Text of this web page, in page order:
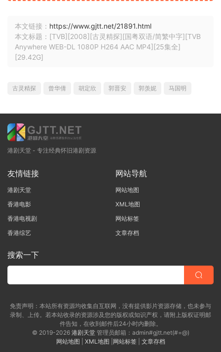
本文链接： https://www.gjtt.net/21891.html
本文标题：[TVB][2008][古灵精探][国粤双语/简繁中字][TVB
Anywhere WEB-DL 1080P H264 AAC MP4][25集全]
[29.42G]
古灵精探 曾华倩 胡定欣 郭晋安 郭羡妮 马国明
港剧天堂 - 专注经典怀旧港剧资源
友情链接
港剧天堂
香港电影
香港电视剧
香港综艺
网站导航
网站地图
XML地图
网站标签
文章存档
搜索一下
免责声明：本站所有资源均收集自互联网，没有提供影片资源存储，也未参与
录制、上传。若本站收录的资源涉及您的版权或知识产权，请附上版权证明邮
件告知，在收到邮件后24小时内删除。
© 2019-2026 港剧天堂管理员邮箱：admin#gjtt.net(#=@)
网站地图
XML地图 网站标签| 文章存档